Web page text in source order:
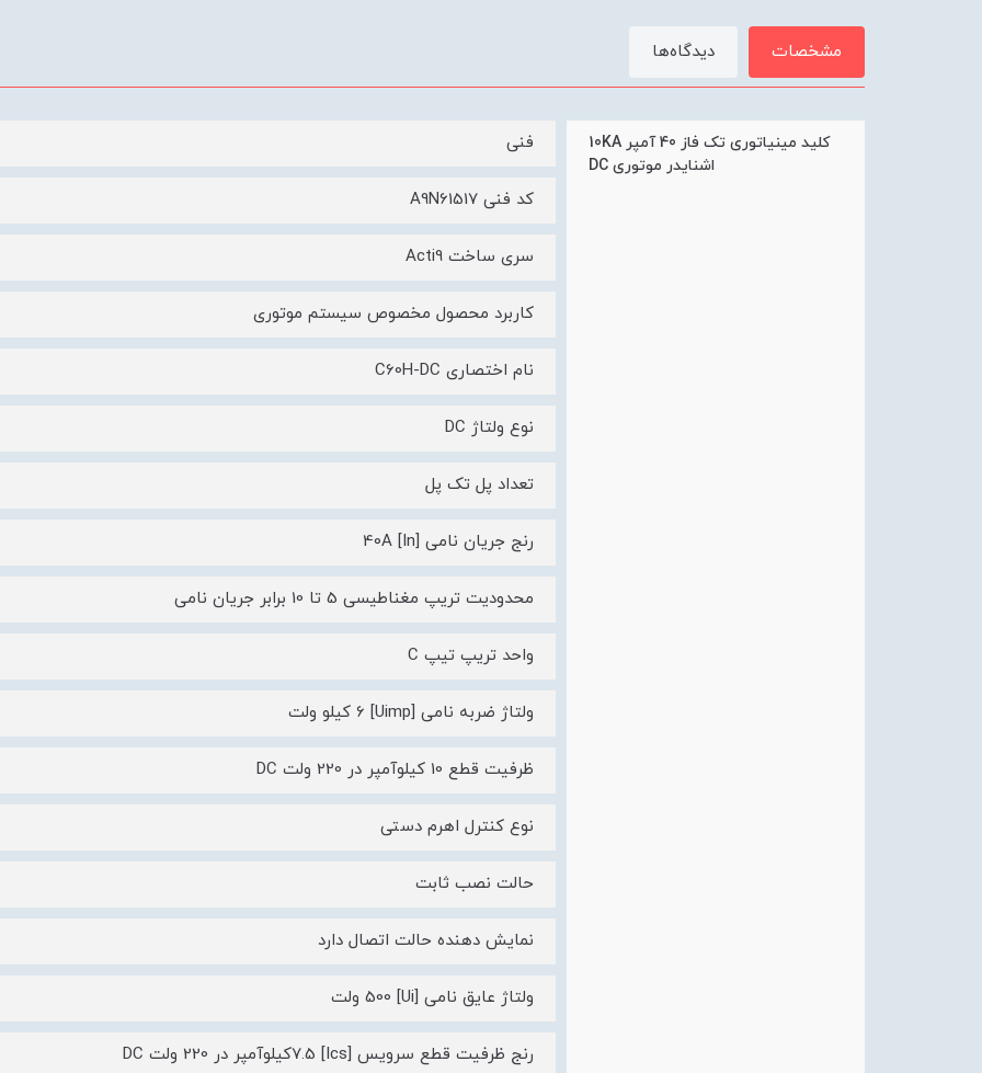
مشخصات دیدگاه‌ها
کلید مينياتوری تک فاز 40 آمپر 10KA
اشنایدر موتوری DC
فنی
کد فنی A9N61517
سری ساخت Acti9
کاربرد محصول مخصوص سیستم موتوری
نام اختصاری C60H-DC
نوع ولتاژ DC
تعداد پل تک پل
رنج جریان نامی [In] 40A
محدودیت تریپ مغناطیسی 5 تا 10 برابر جریان نامی
واحد تریپ تیپ C
ولتاژ ضربه نامی [Uimp] 6 کیلو ولت
ظرفیت قطع 10 کیلوآمپر در 220 ولت DC
نوع کنترل اهرم دستی
حالت نصب ثابت
نمایش دهنده حالت اتصال دارد
ولتاژ عایق نامی [Ui] 500 ولت
رنج ظرفیت قطع سرویس [Ics] 7.5کیلوآمپر در 220 ولت DC